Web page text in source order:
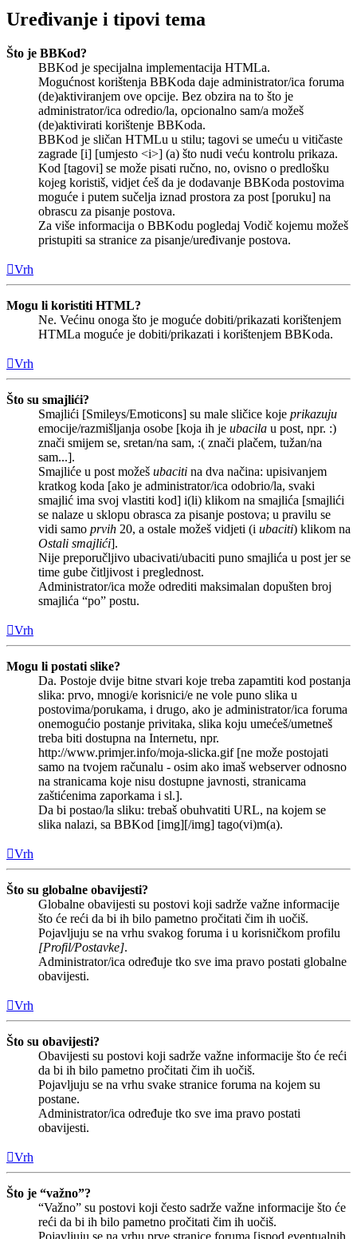
Uređivanje i tipovi tema
Što je BBKod?
BBKod je specijalna implementacija HTMLa.
Mogućnost korištenja BBKoda daje administrator/ica foruma
(de)aktiviranjem ove opcije. Bez obzira na to što je
administrator/ica odredio/la, opcionalno sam/a možeš
(de)aktivirati korištenje BBKoda.
BBKod je sličan HTMLu u stilu; tagovi se umeću u vitičaste
zagrade [i] [umjesto <i>] (a) što nudi veću kontrolu prikaza.
Kod [tagovi] se može pisati ručno, no, ovisno o predlošku
kojeg koristiš, vidjet ćeš da je dodavanje BBKoda postovima
moguće i putem sučelja iznad prostora za post [poruku] na
obrascu za pisanje postova.
Za više informacija o BBKodu pogledaj Vodič kojemu možeš
pristupiti sa stranice za pisanje/uređivanje postova.
Vrh
Mogu li koristiti HTML?
Ne. Većinu onoga što je moguće dobiti/prikazati korištenjem
HTMLa moguće je dobiti/prikazati i korištenjem BBKoda.
Vrh
Što su smajlići?
Smajlići [Smileys/Emoticons] su male sličice koje prikazuju
emocije/razmišljanja osobe [koja ih je ubacila u post, npr. :)
znači smijem se, sretan/na sam, :( znači plačem, tužan/na
sam...].
Smajliće u post možeš ubaciti na dva načina: upisivanjem
kratkog koda [ako je administrator/ica odobrio/la, svaki
smajlić ima svoj vlastiti kod] i(li) klikom na smajlića [smajlići
se nalaze u sklopu obrasca za pisanje postova; u pravilu se
vidi samo prvih 20, a ostale možeš vidjeti (i ubaciti) klikom na
Ostali smajlići].
Nije preporučljivo ubacivati/ubaciti puno smajlića u post jer se
time gube čitljivost i preglednost.
Administrator/ica može odrediti maksimalan dopušten broj
smajlića “po” postu.
Vrh
Mogu li postati slike?
Da. Postoje dvije bitne stvari koje treba zapamtiti kod postanja
slika: prvo, mnogi/e korisnici/e ne vole puno slika u
postovima/porukama, i drugo, ako je administrator/ica foruma
onemogućio postanje privitaka, slika koju umećeš/umetneš
treba biti dostupna na Internetu, npr.
http://www.primjer.info/moja-slicka.gif [ne može postojati
samo na tvojem računalu - osim ako imaš webserver odnosno
na stranicama koje nisu dostupne javnosti, stranicama
zaštićenima zaporkama i sl.].
Da bi postao/la sliku: trebaš obuhvatiti URL, na kojem se
slika nalazi, sa BBKod [img][/img] tago(vi)m(a).
Vrh
Što su globalne obavijesti?
Globalne obavijesti su postovi koji sadrže važne informacije
što će reći da bi ih bilo pametno pročitati čim ih uočiš.
Pojavljuju se na vrhu svakog foruma i u korisničkom profilu
[Profil/Postavke].
Administrator/ica određuje tko sve ima pravo postati globalne
obavijesti.
Vrh
Što su obavijesti?
Obavijesti su postovi koji sadrže važne informacije što će reći
da bi ih bilo pametno pročitati čim ih uočiš.
Pojavljuju se na vrhu svake stranice foruma na kojem su
postane.
Administrator/ica određuje tko sve ima pravo postati
obavijesti.
Vrh
Što je “važno”?
“Važno” su postovi koji često sadrže važne informacije što će
reći da bi ih bilo pametno pročitati čim ih uočiš.
Pojavljuju se na vrhu prve stranice foruma [ispod eventualnih